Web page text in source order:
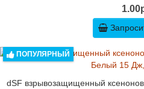
ПОПУЛЯРНЫЙ
dSF взрывозащищенный